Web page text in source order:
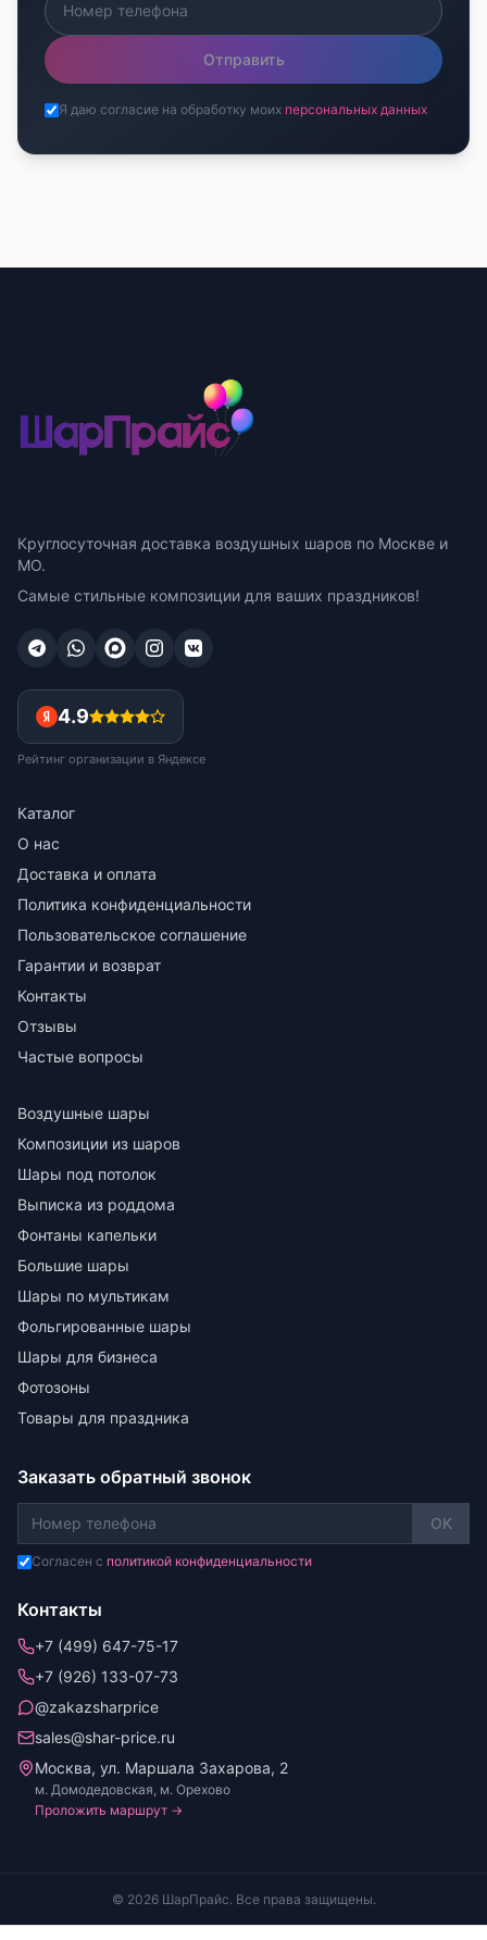
Отправить
Я даю согласие на обработку моих персональных данных
Круглосуточная доставка воздушных шаров по Москве и
МО.
Самые стильные композиции для ваших праздников!
4.9
Рейтинг организации в Яндексе
Каталог
О нас
Доставка и оплата
Политика конфиденциальности
Пользовательское соглашение
Гарантии и возврат
Контакты
Отзывы
Частые вопросы
Воздушные шары
Композиции из шаров
Шары под потолок
Выписка из роддома
Фонтаны капельки
Большие шары
Шары по мультикам
Фольгированные шары
Шары для бизнеса
Фотозоны
Товары для праздника
Заказать обратный звонок
OK
Согласен с политикой конфиденциальности
Контакты
+7 (499) 647-75-17
+7 (926) 133-07-73
@zakazsharprice
sales@shar-price.ru
Москва, ул. Маршала Захарова, 2
м. Домодедовская, м. Орехово
Проложить маршрут →
© 2026 ШарПрайс. Все права защищены.